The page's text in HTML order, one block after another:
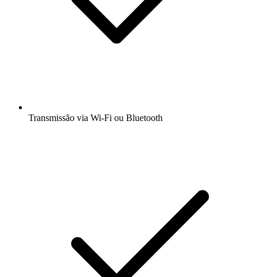
Transmissão via Wi-Fi ou Bluetooth